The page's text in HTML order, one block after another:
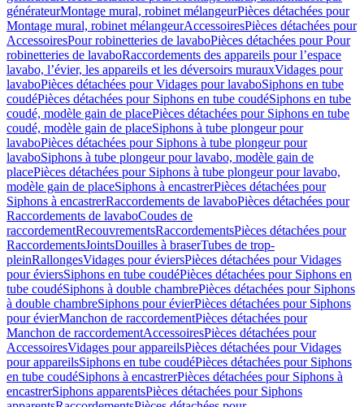
générateurMontage mural, robinet mélangeurPièces détachées pour
Montage mural, robinet mélangeurAccessoiresPièces détachées pour
AccessoiresPour robinetteries de lavaboPièces détachées pour Pour
robinetteries de lavaboRaccordements des appareils pour l’espace
lavabo, l’évier, les appareils et les déversoirs murauxVidages pour
lavaboPièces détachées pour Vidages pour lavaboSiphons en tube
coudéPièces détachées pour Siphons en tube coudéSiphons en tube
coudé, modèle gain de placePièces détachées pour Siphons en tube
coudé, modèle gain de placeSiphons à tube plongeur pour
lavaboPièces détachées pour Siphons à tube plongeur pour
lavaboSiphons à tube plongeur pour lavabo, modèle gain de
placePièces détachées pour Siphons à tube plongeur pour lavabo,
modèle gain de placeSiphons à encastrerPièces détachées pour
Siphons à encastrerRaccordements de lavaboPièces détachées pour
Raccordements de lavaboCoudes de
raccordementRecouvrementsRaccordementsPièces détachées pour
RaccordementsJointsDouilles à braserTubes de trop-
pleinRallongesVidages pour éviersPièces détachées pour Vidages
pour éviersSiphons en tube coudéPièces détachées pour Siphons en
tube coudéSiphons à double chambrePièces détachées pour Siphons
à double chambreSiphons pour évierPièces détachées pour Siphons
pour évierManchon de raccordementPièces détachées pour
Manchon de raccordementAccessoiresPièces détachées pour
AccessoiresVidages pour appareilsPièces détachées pour Vidages
pour appareilsSiphons en tube coudéPièces détachées pour Siphons
en tube coudéSiphons à encastrerPièces détachées pour Siphons à
encastrerSiphons apparentsPièces détachées pour Siphons